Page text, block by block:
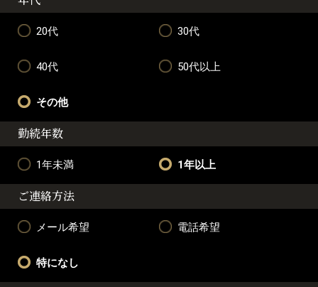
20代 30代
40代 50代以上
その他
勤続年数
1年未満 1年以上
ご連絡方法
メール希望 電話希望
特になし